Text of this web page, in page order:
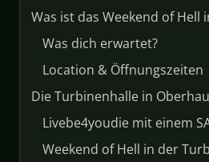
Was ist das Weekend of
Was dich erwartet?
Location & Öffnungszeiten
Die Turbinenhalle in
Livebe4youdie mit einem
Weekend of Hell in der